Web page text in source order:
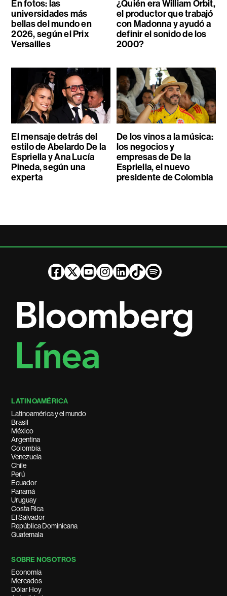
En fotos: las
universidades más
bellas del mundo en
2026, según el Prix
Versailles
¿Quién era William Orbit,
el productor que trabajó
con Madonna y ayudó a
definir el sonido de los
2000?
El mensaje detrás del
estilo de Abelardo De la
Espriella y Ana Lucía
Pineda, según una
experta
De los vinos a la música:
los negocios y
empresas de De la
Espriella, el nuevo
presidente de Colombia
LATINOAMÉRICA
Latinoamérica y el mundo
Brasil
México
Argentina
Colombia
Venezuela
Chile
Perú
Ecuador
Panamá
Uruguay
Costa Rica
El Salvador
República Dominicana
Guatemala
SOBRE NOSOTROS
Economía
Mercados
Dólar Hoy